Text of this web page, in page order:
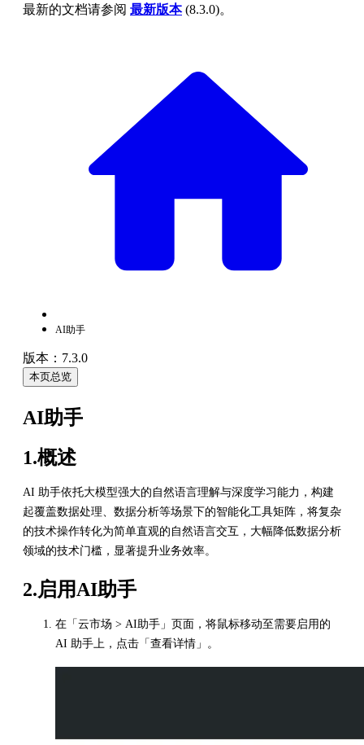
最新的文档请参阅 最新版本(8.3.0)。
AI助手
版本：7.3.0
本页总览
AI助手
1.概述
AI 助手依托大模型强大的自然语言理解与深度学习能力，构建
起覆盖数据处理、数据分析等场景下的智能化工具矩阵，将复杂
的技术操作转化为简单直观的自然语言交互，大幅降低数据分析
领域的技术门槛，显著提升业务效率。
2.启用AI助手
在「云市场 > AI助手」页面，将鼠标移动至需要启用的
AI 助手上，点击「查看详情」。